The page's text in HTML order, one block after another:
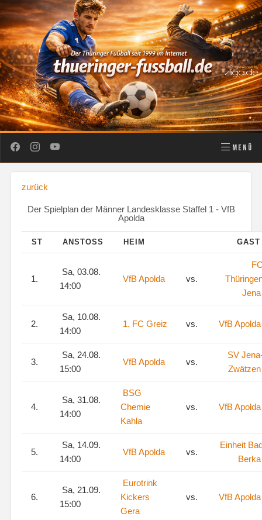
MENÜ
zurück
Der Spielplan der Männer Landesklasse Staffel 1 - VfB
Apolda
ST ANSTOSS HEIM
1.
Sa, 03.08.
14:00
VfB Apolda vs.
Jena
2.
Sa, 10.08.
14:00
1. FC Greiz vs. VfB Apolda
3.
Sa, 24.08.
15:00
VfB Apolda vs.
SV
Zwätzen
4.
Sa, 31.08.
14:00
BSG
Chemie
Kahla
vs. VfB Apolda
5.
Sa, 14.09.
14:00
VfB Apolda vs.
Einheit
Berka
6.
Sa, 21.09.
15:00
Eurotrink
Kickers
Gera
vs. VfB Apolda